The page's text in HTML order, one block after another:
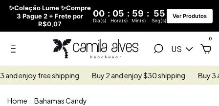
✨Coleção Lume ✨Compre
3 Pague 2 + Frete por
R$0,07
00 : 05 : 59 : 55
Dia(s) Hora(s) Min(s) Seg(s)
Ver Produtos
US
0
and enjoy free shipping Buy 2 and enjoy $30 shipping Buy 3
Home Bahamas Candy